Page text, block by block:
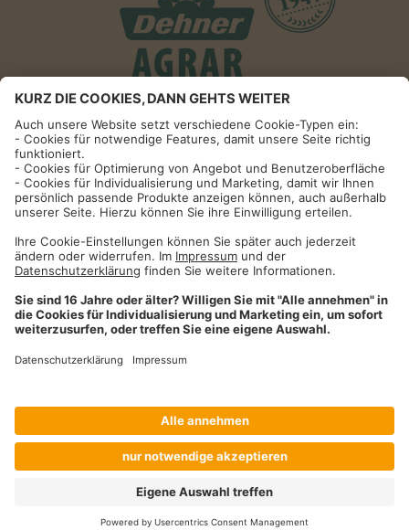
Informationen
Impressum
Datenschutzhinweise
AGB und Widerrufsbelehrung
Dehner Unternehmen
Cookie-Einstellungen
Dehner Agrar GmbH & Co. KG
09090 / 77 72 72
Fax09090 / 77 73 91
agrar@dehner.de